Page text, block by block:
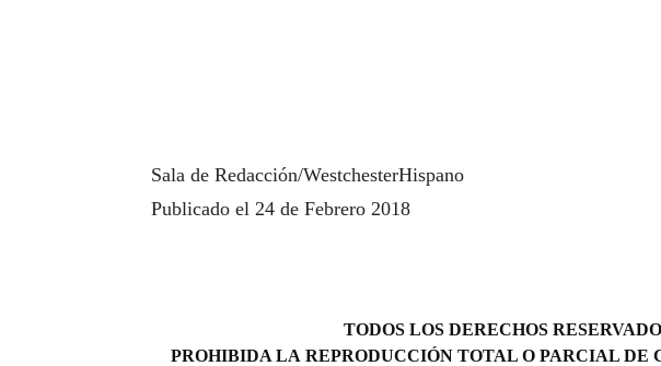
Sala de Redacción/WestchesterHispano
Publicado el 24 de Febrero 2018
TODOS LOS DERECHOS
PROHIBIDA LA REPRODUCCIÓN TOTAL O PARCIAL